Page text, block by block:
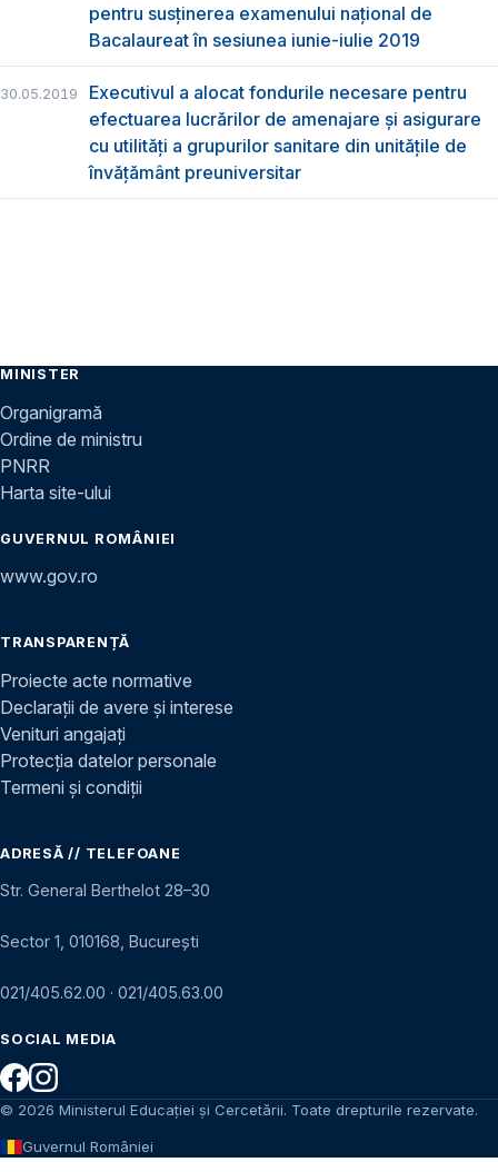
pentru susţinerea examenului naţional de
Bacalaureat în sesiunea iunie-iulie 2019
30.05.2019
Executivul a alocat fondurile necesare pentru
efectuarea lucrărilor de amenajare și asigurare
cu utilități a grupurilor sanitare din unitățile de
învățământ preuniversitar
MINISTER
Organigramă
Ordine de ministru
PNRR
Harta site-ului
GUVERNUL ROMÂNIEI
www.gov.ro
TRANSPARENȚĂ
Proiecte acte normative
Declarații de avere și interese
Venituri angajați
Protecția datelor personale
Termeni și condiții
ADRESĂ // TELEFOANE
Str. General Berthelot 28–30
Sector 1, 010168, București
021/405.62.00 · 021/405.63.00
SOCIAL MEDIA
© 2026 Ministerul Educației și Cercetării. Toate drepturile rezervate.
Guvernul României